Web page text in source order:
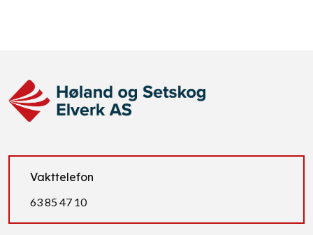
Vakttelefon
63 85 47 10